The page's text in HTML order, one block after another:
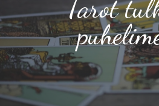
Tarot